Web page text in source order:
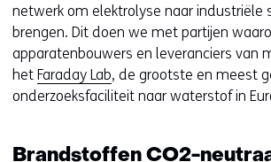
netwerk om elektrolyse naar industriële
brengen. Dit doen we met partijen
apparatenbouwers en leveranciers van
het Faraday Lab, de grootste en meest
onderzoeksfaciliteit naar waterstof in
Brandstoffen CO2-